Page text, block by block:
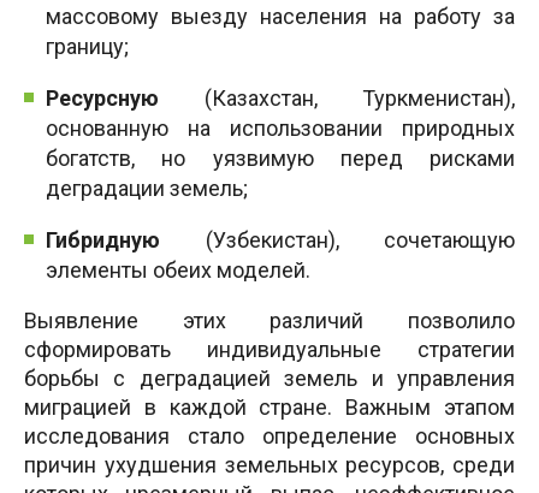
массовому выезду населения на работу за
границу;
Ресурсную (Казахстан, Туркменистан),
основанную на использовании природных
богатств, но уязвимую перед рисками
деградации земель;
Гибридную (Узбекистан), сочетающую
элементы обеих моделей.
Выявление этих различий позволило
сформировать индивидуальные стратегии
борьбы с деградацией земель и управления
миграцией в каждой стране. Важным этапом
исследования стало определение основных
причин ухудшения земельных ресурсов, среди